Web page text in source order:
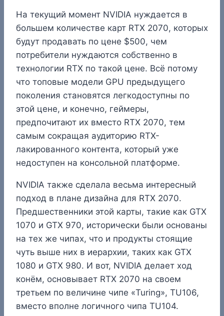
На текущий момент NVIDIA нуждается в
большем количестве карт RTX 2070, которых
будут продавать по цене $500, чем
потребители нуждаются собственно в
технологии RTX по такой цене. Всё потому
что топовые модели GPU предыдущего
поколения становятся легкодоступны по
этой цене, и конечно, геймеры,
предпочитают их вместо RTX 2070, тем
самым сокращая аудиторию RTX-
лакированного контента, который уже
недоступен на консольной платформе.
NVIDIA также сделала весьма интересный
подход в плане дизайна для RTX 2070.
Предшественники этой карты, такие как GTX
1070 и GTX 970, исторически были основаны
на тех же чипах, что и продукты стоящие
чуть выше них в иерархии, таких как GTX
1080 и GTX 980. И вот, NVIDIA делает ход
конём, основывает RTX 2070 на своем
третьем по величине чипе «Turing», TU106,
вместо вполне логичного чипа TU104.